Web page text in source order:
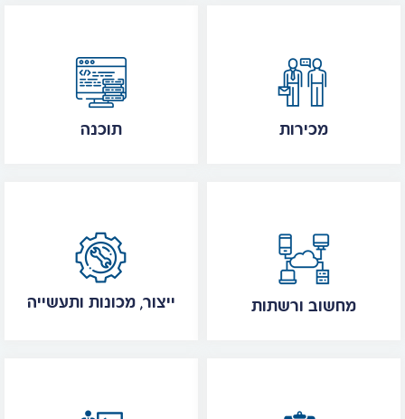
תוכנה מכירות
ייצור, מכונות ותעשייה מחשוב ורשתות